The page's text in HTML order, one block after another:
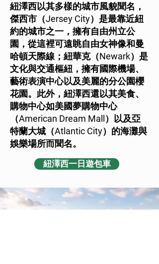
紐澤西以其多樣的城市風貌聞名，
傑西市（Jersey City）是最靠近紐
約的城市之一，擁有自由州立公
園，從這裡可遠眺自由女神像和曼
哈頓天際線；紐華克（Newark）是
文化與交通樞紐，擁有國際機場、
藝術表演中心以及美麗的分公園櫻
花園。此外，紐澤西還以其美食、
購物中心如美國夢購物中心
（American Dream Mall）以及亞
特蘭大城（Atlantic City）的海灘與
娛樂場所而聞名。
紐澤西一日遊包車